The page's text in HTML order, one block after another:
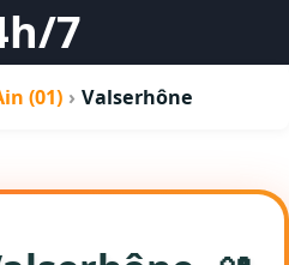
7
(01) › Valserhône